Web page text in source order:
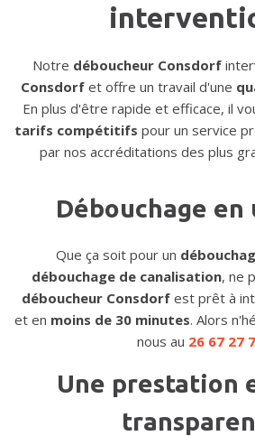
Notre déboucheur Consdorf
Consdorf et offre un travail d'une
En plus d'être rapide et efficace, il
tarifs compétitifs pour un service
par nos accréditations des plus
Débouchage en
Que ça soit pour un
débouchage de canalisation, ne
déboucheur Consdorfest prêt à
et en moins de 30 minutes. Alors
nous au 26 67 27
Une prestation